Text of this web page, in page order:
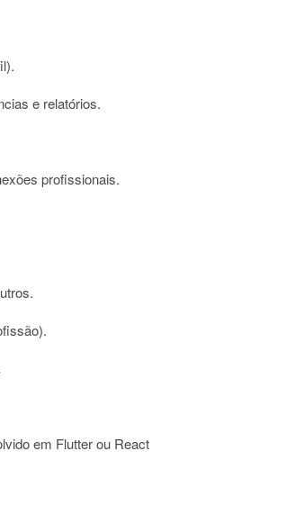
e relatórios.
profissionais.
em Flutter ou React